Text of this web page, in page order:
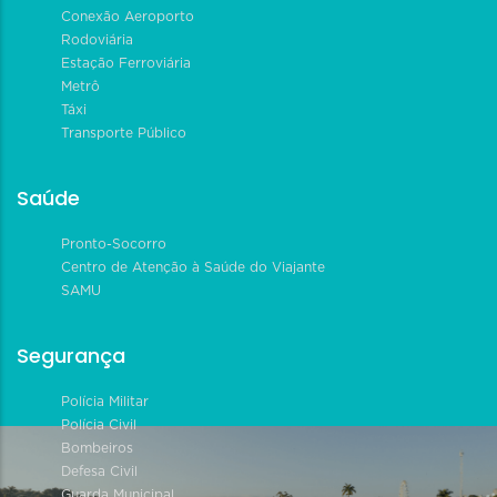
Conexão Aeroporto
Rodoviária
Estação Ferroviária
Metrô
Táxi
Transporte Público
Saúde
Pronto-Socorro
Centro de Atenção à Saúde do Viajante
SAMU
Segurança
Polícia Militar
Polícia Civil
Bombeiros
Defesa Civil